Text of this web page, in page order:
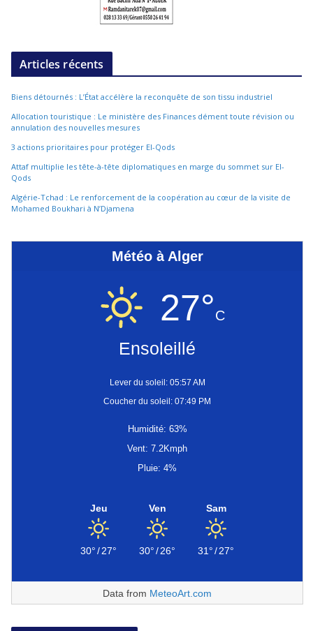
Articles récents
Biens détournés : L’État accélère la reconquête de son tissu industriel
Allocation touristique : Le ministère des Finances dément toute révision ou
annulation des nouvelles mesures
3 actions prioritaires pour protéger El-Qods
Attaf multiplie les tête-à-tête diplomatiques en marge du sommet sur El-
Qods
Algérie-Tchad : Le renforcement de la coopération au cœur de la visite de
Mohamed Boukhari à N’Djamena
Météo à Alger
27°C
Ensoleillé
Lever du soleil: 05:57 AM
Coucher du soleil: 07:49 PM
Humidité: 63%
Vent: 7.2Kmph
Pluie: 4%
Jeu
30°/27°
Ven
30°/26°
Sam
31°/27°
Data from MeteoArt.com